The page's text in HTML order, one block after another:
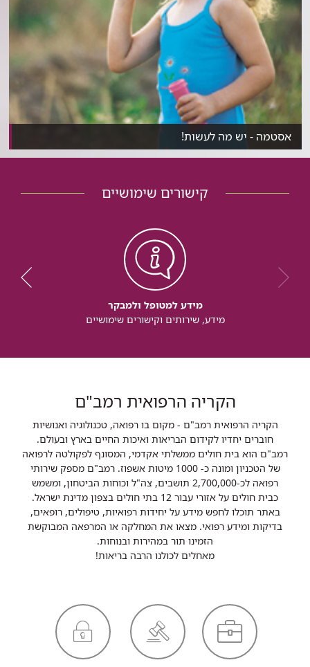
אסטמה - יש מה לעשות!
כ-30% מהילדים הצעירים סובלים מאסטמה. מהי אסטמה, מה...
קישורים שימושיים
מידע למטופל ולמבקר
מידע, שירותים וקישורים שימושיים
הקריה הרפואית רמב"ם
הקריה הרפואית רמב"ם - מקום בו רפואה, טכנולוגיה ואנושיות
חוברים יחדיו לקידום הבריאות ואיכות החיים בארץ ובעולם.
רמב"ם הוא בית חולים ממשלתי אקדמי, המסונף לפקולטה לרפואה
של הטכניון ומונה כ- 1000 מיטות אשפוז. רמב"ם מספק שירותי
רפואה לכ-2,700,000 תושבים, צה"ל וכוחות הביטחון, ומשמש
כבית חולים על אזורי עבור 12 בתי חולים בצפון מדינת ישראל.
באתר תוכלו לחפש מידע על יחידות רפואיות, טיפולים, רופאים,
בדיקות ומידע רפואי. מצאו את המחלקה או המרפאה המבוקשת
הזמינו תור במהירות ובנוחות.
מאחלים לכולנו הרבה בריאות!